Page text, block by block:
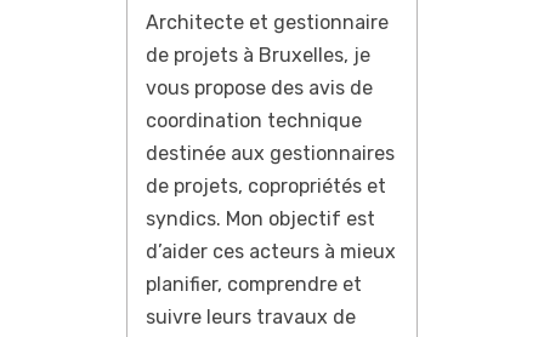
Architecte et gestionnaire
de projets à Bruxelles, je
vous propose des avis de
coordination technique
destinée aux gestionnaires
de projets, copropriétés et
syndics. Mon objectif est
d’aider ces acteurs à mieux
planifier, comprendre et
suivre leurs travaux de